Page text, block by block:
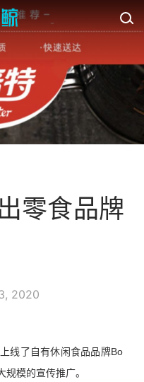
零食品牌
2020
线了自有休闲食品品牌Bo
模的宣传推广。